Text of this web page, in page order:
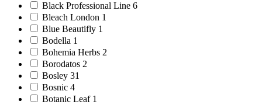
Black Professional Line 6
Bleach London 1
Blue Beautifly 1
Bodella 1
Bohemia Herbs 2
Borodatos 2
Bosley 31
Bosnic 4
Botanic Leaf 1